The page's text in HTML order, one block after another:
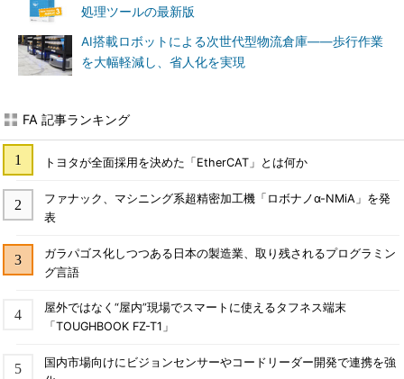
処理ツールの最新版
AI搭載ロボットによる次世代型物流倉庫――歩行作業
を大幅軽減し、省人化を実現
FA 記事ランキング
トヨタが全面採用を決めた「EtherCAT」とは何か
ファナック、マシニング系超精密加工機「ロボナノα-NMiA」を発
表
ガラパゴス化しつつある日本の製造業、取り残されるプログラミン
グ言語
屋外ではなく“屋内”現場でスマートに使えるタフネス端末
「TOUGHBOOK FZ-T1」
国内市場向けにビジョンセンサーやコードリーダー開発で連携を強